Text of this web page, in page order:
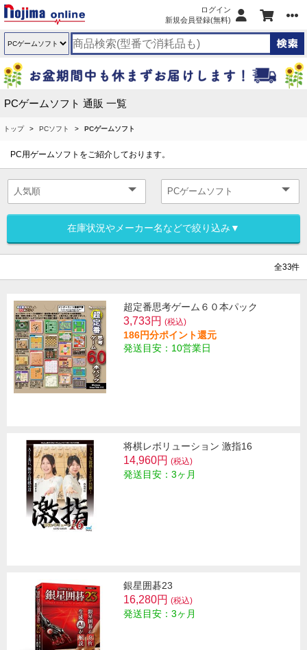
ログイン
新規会員登録(無料)
PCゲームソフト 通販 一覧
トップ PCソフト PCゲームソフト
PC用ゲームソフトをご紹介しております。
在庫状況やメーカー名などで絞り込み▼
全33件
超定番思考ゲーム６０本パック
3,733円 (税込)
186円分ポイント還元
発送目安：10営業日
将棋レボリューション 激指16
14,960円 (税込)
発送目安：3ヶ月
銀星囲碁23
16,280円 (税込)
発送目安：3ヶ月